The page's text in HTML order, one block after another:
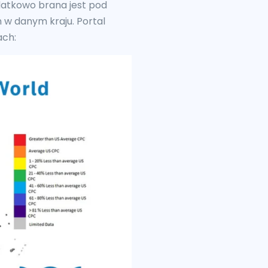
brana jest pod
w danym kraju. Portal